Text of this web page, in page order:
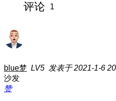
评论 1
blue梦 LV5 发表于 2021-1-6
沙发
赞